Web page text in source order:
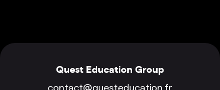
Quest Education Group
contact@questeducation.fr